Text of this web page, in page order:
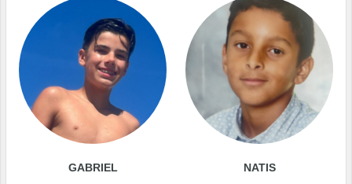
GABRIEL NATIS